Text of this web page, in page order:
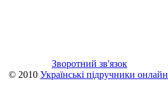
Зворотний зв'язок
© 2010 Українські підручники онлайн